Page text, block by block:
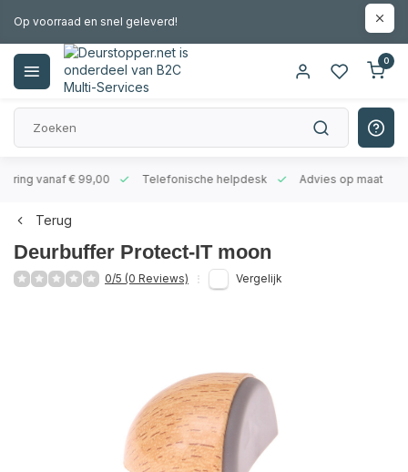
Op voorraad en snel geleverd!
0
vanaf € 99,00 Telefonische helpdesk Advies op maat
Terug
Deurbuffer Protect-IT moon
0/5 (0 Reviews) Vergelijk